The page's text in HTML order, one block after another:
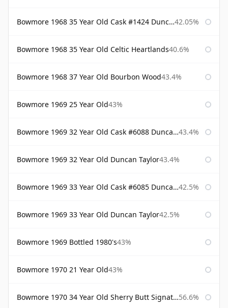
Bowmore 1968 35 Year Old Cask #1424 Duncan Taylor 42.05%
Bowmore 1968 35 Year Old Celtic Heartlands40.6%
Bowmore 1968 37 Year Old Bourbon Wood43.4%
Bowmore 1969 25 Year Old43%
Bowmore 1969 32 Year Old Cask #6088 Duncan Taylor 43.4%
Bowmore 1969 32 Year Old Duncan Taylor43.4%
Bowmore 1969 33 Year Old Cask #6085 Duncan Taylor 42.5%
Bowmore 1969 33 Year Old Duncan Taylor42.5%
Bowmore 1969 Bottled 1980's43%
Bowmore 1970 21 Year Old43%
Bowmore 1970 34 Year Old Sherry Butt Signatory 56.6%